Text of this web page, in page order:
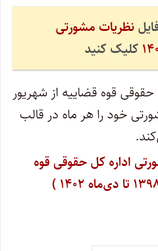
نظریات مشورتی
کلیک کنید
قوه قضاییه از شهریور
مشورتی خود را هر ماه در قالب
اداره کل حقوقی قوه